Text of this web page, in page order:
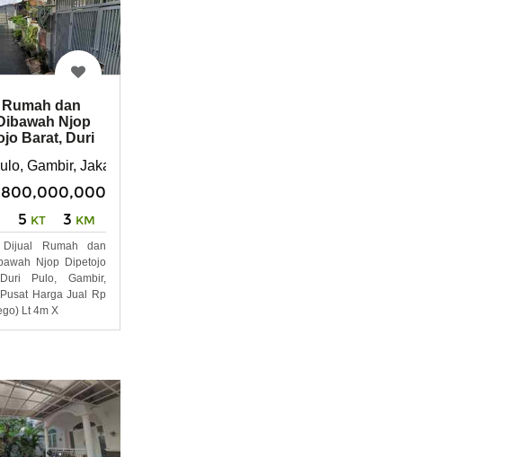
Rumah dan
Njop
Barat, Duri
Gambir, Jakarta Pusat
5 KT 3 KM
Dijual Rumah dan
Njop Dipetojo
Pulo, Gambir,
Harga Jual Rp
Lt 4m X